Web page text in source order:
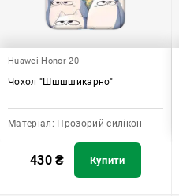
Huawei Honor 20
Чохол "Шшшшикарно"
Матеріал: Прозорий силікон
430₴ Купити